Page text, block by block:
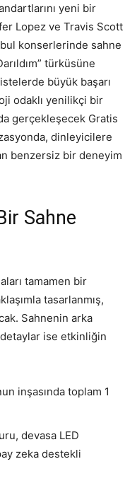
yeni bir
Lopez ve Travis Scott
konserlerinde sahne
türküsüne
büyük başarı
odaklı yenilikçi bir
gerçekleşecek Gratis
dinleyicilere
benzersiz bir deneyim
Sahne
tamamen bir
tasarlanmış,
Sahnenin arka
ise etkinliğin
inşasında toplam 1
devasa LED
zeka destekli